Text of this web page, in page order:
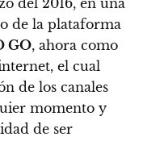
del 2016, en una
de la plataforma
GO, ahora como
el cual
de los canales
momento y
de ser